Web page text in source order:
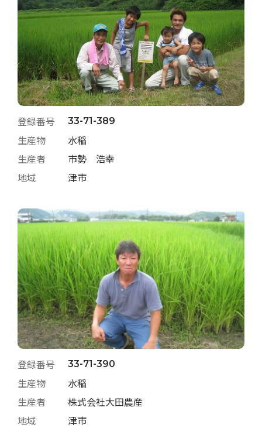
登録番号 33-71-389
生産物
水稲
生産者
市勢 浩幸
地域
津市
登録番号 33-71-390
生産物
水稲
生産者
株式会社大田農産
地域
津市